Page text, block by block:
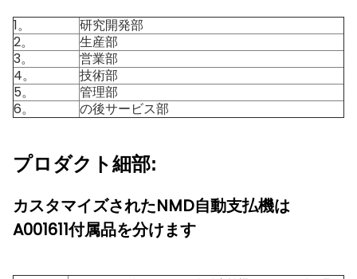
1。
研究開発部
2。
生産部
3。
営業部
4。
技術部
5。
管理部
6。
の後サービス部
プロダクト細部:
カスタマイズされたNMD自動支払機は
A001611付属品を分けます